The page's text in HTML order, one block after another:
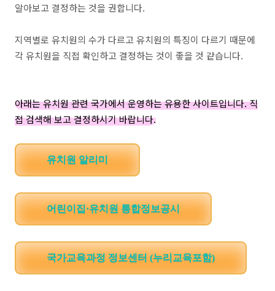
알아보고 결정하는 것을 권합니다.
지역별로 유치원의 수가 다르고 유치원의 특징이 다르기 때문에
각 유치원을 직접 확인하고 결정하는 것이 좋을 것 같습니다.
아래는 유치원 관련 국가에서 운영하는 유용한 사이트입니다. 직
접 검색해 보고 결정하시기 바랍니다.
유치원 알리미
어린이집·유치원 통합정보공시
국가교육과정 정보센터 (누리교육포함)